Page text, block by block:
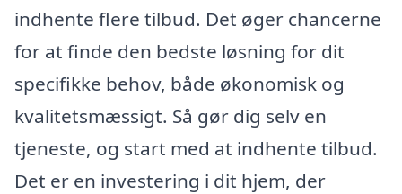
indhente flere tilbud. Det øger chancerne
for at finde den bedste løsning for dit
specifikke behov, både økonomisk og
kvalitetsmæssigt. Så gør dig selv en
tjeneste, og start med at indhente tilbud.
Det er en investering i dit hjem, der